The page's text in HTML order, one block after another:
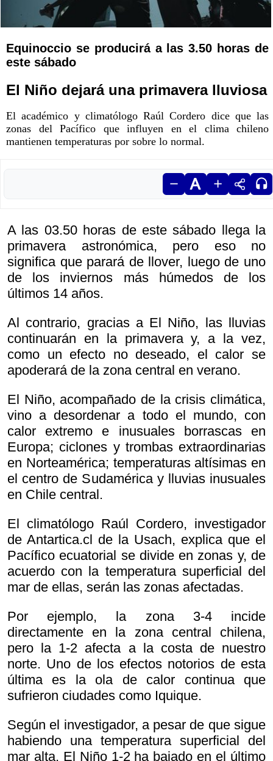
Equinoccio se producirá a las 3.50 horas de
este sábado
El Niño dejará una primavera lluviosa
El académico y climatólogo Raúl Cordero dice que las
zonas del Pacífico que influyen en el clima chileno
mantienen temperaturas por sobre lo normal.
A las 03.50 horas de este sábado llega la
primavera astronómica, pero eso no
significa que parará de llover, luego de uno
de los inviernos más húmedos de los
últimos 14 años.
Al contrario, gracias a El Niño, las lluvias
continuarán en la primavera y, a la vez,
como un efecto no deseado, el calor se
apoderará de la zona central en verano.
El Niño, acompañado de la crisis climática,
vino a desordenar a todo el mundo, con
calor extremo e inusuales borrascas en
Europa; ciclones y trombas extraordinarias
en Norteamérica; temperaturas altísimas en
el centro de Sudamérica y lluvias inusuales
en Chile central.
El climatólogo Raúl Cordero, investigador
de Antartica.cl de la Usach, explica que el
Pacífico ecuatorial se divide en zonas y, de
acuerdo con la temperatura superficial del
mar de ellas, serán las zonas afectadas.
Por ejemplo, la zona 3-4 incide
directamente en la zona central chilena,
pero la 1-2 afecta a la costa de nuestro
norte. Uno de los efectos notorios de esta
última es la ola de calor continua que
sufrieron ciudades como Iquique.
Según el investigador, a pesar de que sigue
habiendo una temperatura superficial del
mar alta, El Niño 1-2 ha bajado en el último